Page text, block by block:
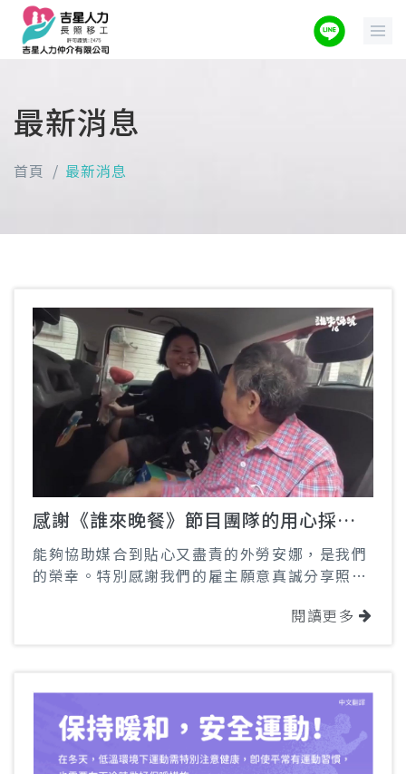
最新消息
首頁 最新消息
感謝《誰來晚餐》節目團隊的用心採
訪，讓更多人看見家庭照顧者的辛勞與
愛心。
能夠協助媒合到貼心又盡責的外勞安娜，是我們
的榮幸。特別感謝我們的雇主願意真誠分享照顧
來晚餐》節目團隊的用心採訪，讓更多人看見家
庭照顧者的辛勞與愛心。
閱讀更多